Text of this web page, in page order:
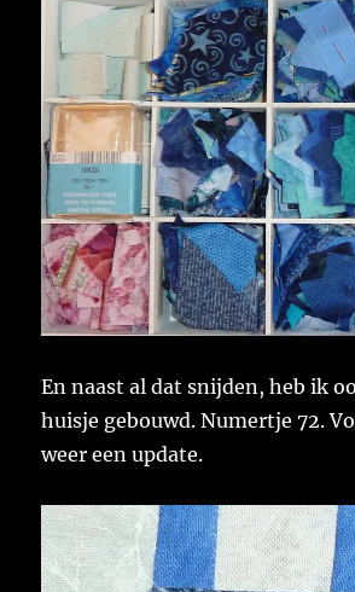
En naast al dat snijden, heb ik
huisje gebouwd. Numertje 72.
weer een update.